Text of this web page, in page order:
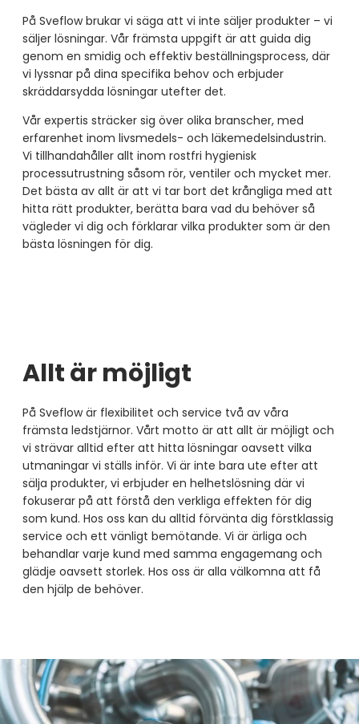
På Sveflow brukar vi säga att vi inte säljer produkter – vi
säljer lösningar. Vår främsta uppgift är att guida dig
genom en smidig och effektiv beställningsprocess, där
vi lyssnar på dina specifika behov och erbjuder
skräddarsydda lösningar utefter det.
Vår expertis sträcker sig över olika branscher, med
erfarenhet inom livsmedels- och läkemedelsindustrin.
Vi tillhandahåller allt inom rostfri hygienisk
processutrustning såsom rör, ventiler och mycket mer.
Det bästa av allt är att vi tar bort det krångliga med att
hitta rätt produkter, berätta bara vad du behöver så
vägleder vi dig och förklarar vilka produkter som är den
bästa lösningen för dig.
Allt är möjligt
På Sveflow är flexibilitet och service två av våra
främsta ledstjärnor. Vårt motto är att allt är möjligt och
vi strävar alltid efter att hitta lösningar oavsett vilka
utmaningar vi ställs inför. Vi är inte bara ute efter att
sälja produkter, vi erbjuder en helhetslösning där vi
fokuserar på att förstå den verkliga effekten för dig
som kund. Hos oss kan du alltid förvänta dig förstklassig
service och ett vänligt bemötande. Vi är ärliga och
behandlar varje kund med samma engagemang och
glädje oavsett storlek. Hos oss är alla välkomna att få
den hjälp de behöver.